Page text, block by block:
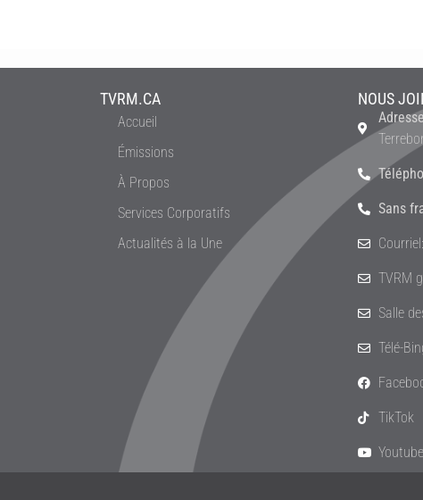
TVRM.CA
Accueil
Émissions
À Propos
Services Corporatifs
Actualités à la Une
NOUS
Sans
TVRM
Salle
Télé-
TikTok
Youtube